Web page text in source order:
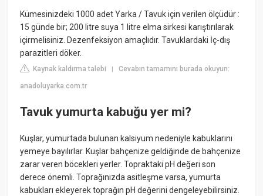
Kümesinizdeki 1000 adet Yarka / Tavuk için verilen ölçüdür :
15 günde bir; 200 litre suya 1 litre elma sirkesi karıştırılarak
içirmelisiniz. Dezenfeksiyon amaçlıdır. Tavuklardaki İç-dış
parazitleri döker.
Kaynak kaldırma talebi |Cevabın tamamını burada okuyun:
anadoluyarka.com.tr
Tavuk yumurta kabuğu yer mi?
Kuşlar, yumurtada bulunan kalsiyum nedeniyle kabuklarını
yemeye bayılırlar. Kuşlar bahçenize geldiğinde de bahçenize
zarar veren böcekleri yerler. Topraktaki pH değeri son
derece önemli. Toprağınızda asitleşme varsa, yumurta
kabukları ekleyerek toprağın pH değerini dengeleyebilirsiniz.